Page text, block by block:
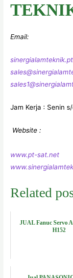
Email:
Jam Kerja : Senin
Website :
www.pt-sat.net
Related
JUAL Fanuc Servo
H152